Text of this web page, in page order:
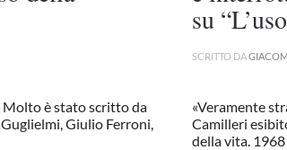
è stato scritto da
Giulio Ferroni,
su
SCRITTO DA
«Veramente
Camilleri
della vita. 1968